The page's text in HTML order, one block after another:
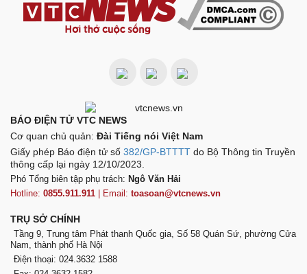
BÁO ĐIỆN TỬ VTC NEWS
Cơ quan chủ quản: Đài Tiếng nói Việt Nam
Giấy phép Báo điện tử số 382/GP-BTTTT do Bộ Thông tin Truyền
thông cấp lại ngày 12/10/2023.
Phó Tổng biên tập phụ trách: Ngô Văn Hải
Hotline: 0855.911.911 | Email: toasoan@vtcnews.vn
TRỤ SỞ CHÍNH
Tầng 9, Trung tâm Phát thanh Quốc gia, Số 58 Quán Sứ, phường Cửa
Nam, thành phố Hà Nội
Điện thoại: 024.3632 1588